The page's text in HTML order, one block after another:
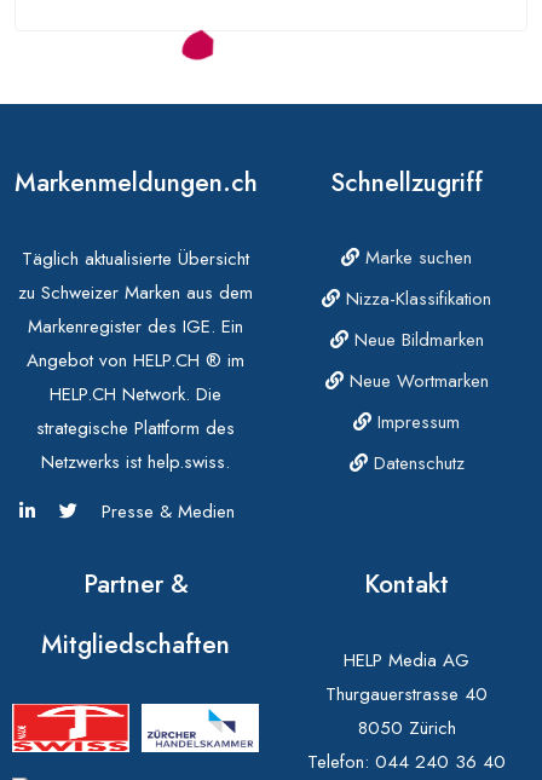
Markenmeldungen.ch
Täglich aktualisierte Übersicht
zu Schweizer Marken aus dem
Markenregister des IGE. Ein
Angebot von HELP.CH ® im
HELP.CH Network. Die
strategische Plattform des
Netzwerks ist help.swiss.
Presse & Medien
Schnellzugriff
Marke suchen
Nizza-Klassifikation
Neue Bildmarken
Neue Wortmarken
Impressum
Datenschutz
Partner &
Mitgliedschaften
Kontakt
HELP Media AG
Thurgauerstrasse 40
8050 Zürich
Telefon: 044 240 36 40